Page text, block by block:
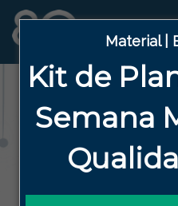
Material |
Kit de
Semana
HOME
BLOG DA
MODELO DE POP: